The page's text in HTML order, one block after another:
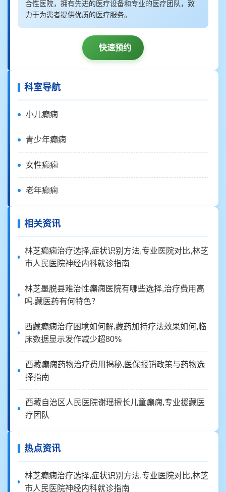
合性医院，拥有先进的医疗设备和专业的医疗团队，致
力于为患者提供优质的医疗服务。
快速预约
科室导航
小儿癫痫
青少年癫痫
女性癫痫
老年癫痫
相关资讯
林芝癫痫治疗选择,症状识别方法,专业医院对比,林芝
市人民医院神经内科就诊指南
林芝墨脱县难治性癫痫医院有哪些选择,治疗费用高
吗,藏医药有何特色？
西藏癫痫治疗困境如何解,藏药加持疗法效果如何,临
床数据显示发作减少超80%
西藏癫痫药物治疗费用揭秘,医保报销政策与药物选
择指南
西藏自治区人民医院谢瑶擅长儿童癫痫,专业援藏医
疗团队
热点资讯
林芝癫痫治疗选择,症状识别方法,专业医院对比,林芝
市人民医院神经内科就诊指南